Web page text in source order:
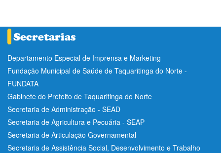
Departamento Especial de Imprensa e Marketing
Fundação Municipal de Saúde de Taquaritinga do Norte -
FUNDATA
Gabinete do Prefeito de Taquaritinga do Norte
Secretaria de Administração - SEAD
Secretaria de Agricultura e Pecuária - SEAP
Secretaria de Articulação Governamental
Secretaria de Assistência Social, Desenvolvimento e Trabalho